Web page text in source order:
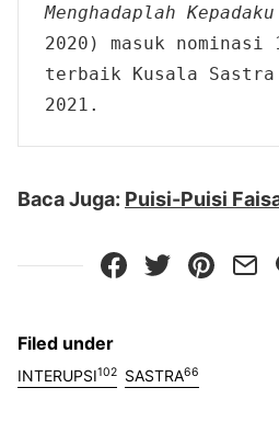
Menghadaplah Kepadaku
2020) masuk nominasi
terbaik Kusala
2021.
Baca Juga: Puisi-Puisi
Filed under
INTERUPSI102 SASTRA66